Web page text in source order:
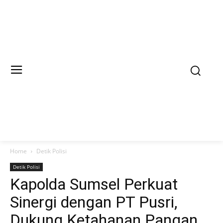
Home Detik Polisi
Detik Polisi
Kapolda Sumsel Perkuat
Sinergi dengan PT Pusri,